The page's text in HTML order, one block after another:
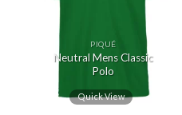
PIQUÉ
Neutral Mens Classic
Polo
Quick View